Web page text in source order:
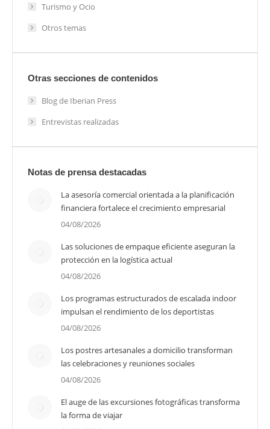
Turismo y Ocio
Otros temas
Otras secciones de contenidos
Blog de Iberian Press
Entrevistas realizadas
Notas de prensa destacadas
La asesoría comercial orientada a la planificación
financiera fortalece el crecimiento empresarial
04/08/2026
Las soluciones de empaque eficiente aseguran la
protección en la logística actual
04/08/2026
Los programas estructurados de escalada indoor
impulsan el rendimiento de los deportistas
04/08/2026
Los postres artesanales a domicilio transforman
las celebraciones y reuniones sociales
04/08/2026
El auge de las excursiones fotográficas transforma
la forma de viajar